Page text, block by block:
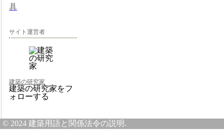
具
サイト運営者
建築の研究家
建築の研究家をフ
ォローする
© 2024 建築用語と関係法令の説明.